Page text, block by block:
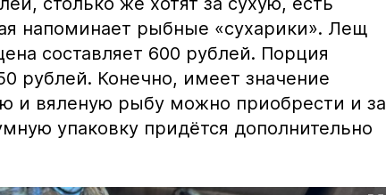
напоминает рыбные «сухарики». Лещ
составляет 600 рублей. Порция
рублей. Конечно, имеет значение
и вяленую рыбу можно приобрести и за
упаковку придётся дополнительно